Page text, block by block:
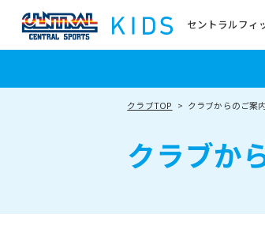
セントラルフィ
クラブTOP クラブからのご案内
クラブか